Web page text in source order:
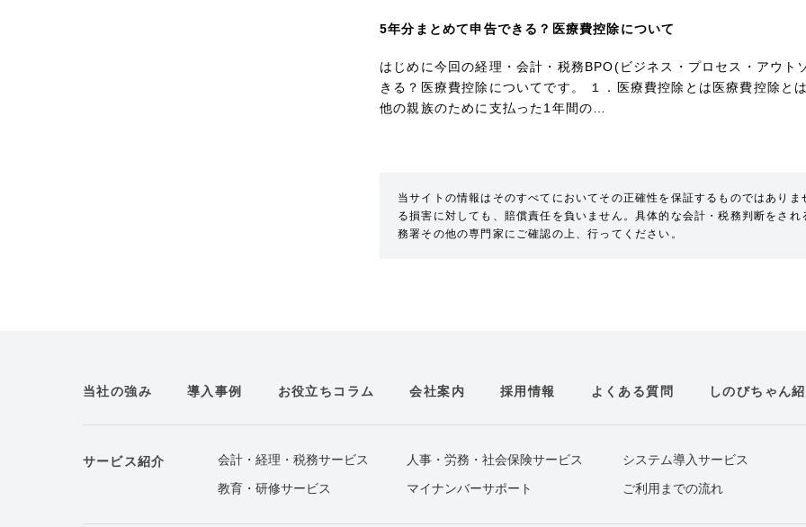
5年分まとめて申告できる？医療費控除について
はじめに今回の経理・会計・税務BPO(ビジネス・プロセス・アウ
きる？医療費控除についてです。 １．医療費控除とは医療費控除と
他の親族のために支払った1年間の…
当サイトの情報はそのすべてにおいてその正確性を保証するものではあり
る損害に対しても、賠償責任を負いません。具体的な会計・税務判断をさ
務署その他の専門家にご確認の上、行ってください。
当社の強み 導入事例 お役立ちコラム 会社案内 採用情報 よくある質問 しのびちゃん
サービス紹介 会計・経理・税務サービス 人事・労務・社会保険サービス
システム導入サービス
教育・研修サービス
マイナンバーサポート ご利用までの流れ